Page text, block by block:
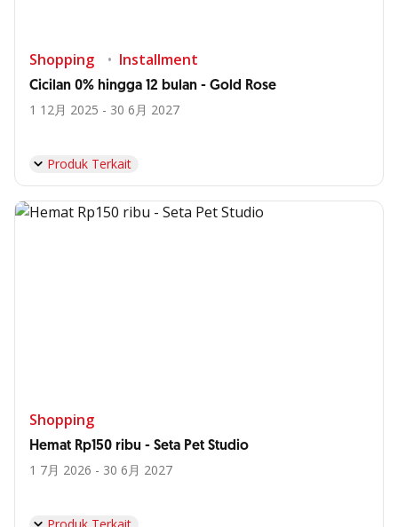
Shopping Installment
Cicilan 0% hingga 12 bulan - Gold Rose
1 12月 2025 - 30 6月 2027
Produk Terkait
Shopping
Hemat Rp150 ribu - Seta Pet Studio
1 7月 2026 - 30 6月 2027